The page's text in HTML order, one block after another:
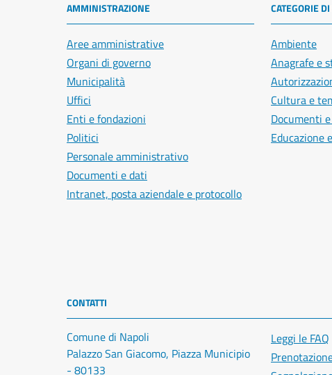
AMMINISTRAZIONE
Aree amministrative
Organi di governo
Municipalità
Uffici
Enti e fondazioni
Politici
Personale amministrativo
Documenti e dati
Intranet, posta aziendale e protocollo
CATEGORIE
Ambiente
Anagrafe e
Cultura e
Documenti
Educazione
CONTATTI
Comune di Napoli
Palazzo San Giacomo, Piazza Municipio
- 80133
Leggi le FAQ